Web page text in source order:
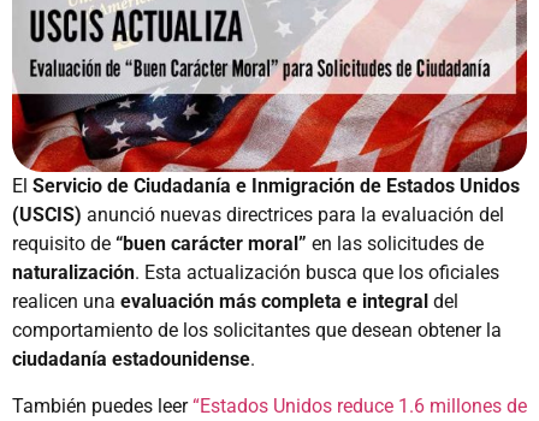
El Servicio de Ciudadanía e Inmigración de Estados Unidos
(USCIS) anunció nuevas directrices para la evaluación del
requisito de “buen carácter moral” en las solicitudes de
naturalización. Esta actualización busca que los oficiales
realicen una evaluación más completa e integral del
comportamiento de los solicitantes que desean obtener la
ciudadanía estadounidense.
También puedes leer“Estados Unidos reduce 1.6 millones de